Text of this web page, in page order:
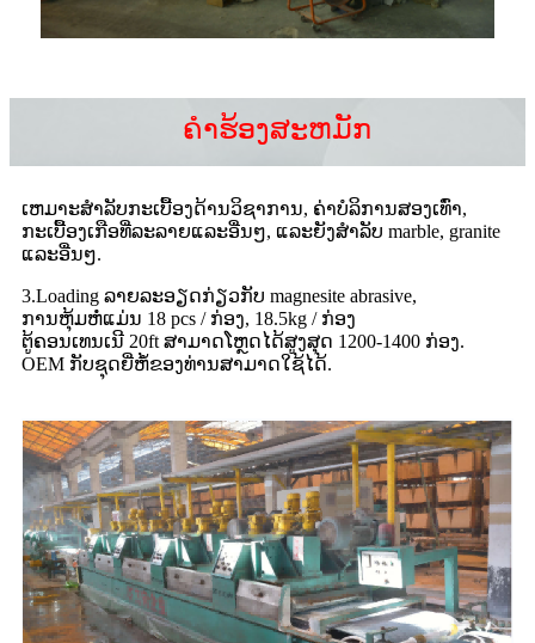
ຄໍາຮ້ອງສະຫມັກ
ເຫມາະສໍາລັບກະເບື້ອງດ້ານວິຊາການ, ຄ່າບໍລິການສອງເທົ່າ,
ກະເບື້ອງເກືອທີ່ລະລາຍແລະອື່ນໆ, ແລະຍັງສໍາລັບ marble, granite
ແລະອື່ນໆ.
3.Loading ລາຍລະອຽດກ່ຽວກັບ magnesite abrasive,
ການຫຸ້ມຫໍ່ແມ່ນ 18 pcs / ກ່ອງ, 18.5kg / ກ່ອງ
ຕູ້ຄອນເທນເນີ 20ft ສາມາດໂຫຼດໄດ້ສູງສຸດ 1200-1400 ກ່ອງ.
OEM ກັບຊຸດຍີ່ຫໍ້ຂອງທ່ານສາມາດໃຊ້ໄດ້.